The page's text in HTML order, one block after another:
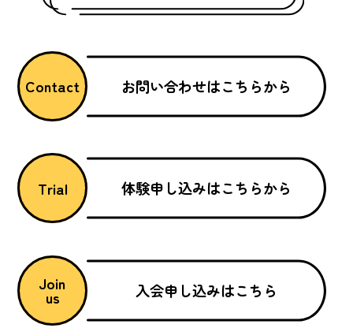
Contact お問い合わせはこちらから
Trial 体験申し込みはこちらから
Join
us 入会申し込みはこちら